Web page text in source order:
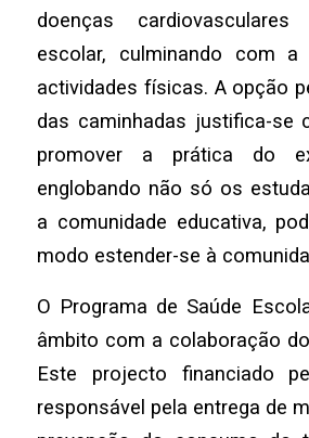
doenças
escolar, culminando com a
actividades físicas. A opção
das caminhadas justifica-se
promover a prática do
englobando não só os
a comunidade educativa,
modo estender-se à
O Programa de Saúde
âmbito com a colaboração do
Este projecto financiado
responsável pela entrega de